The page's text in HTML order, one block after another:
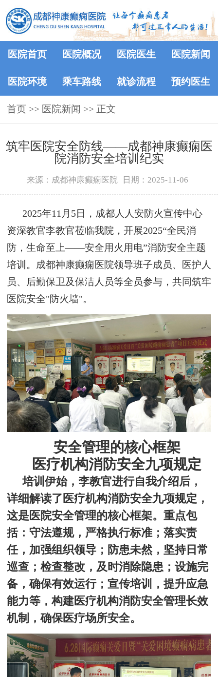
医院首页 医院概况 医院医生 医院新闻
医院环境 乘车路线 就诊流程 预约医生
首页 >> 医院新闻 >> 正文
筑牢医院安全防线——成都神康癫痫医
院消防安全培训纪实
来源：成都神康癫痫医院 日期：2025-11-06
2025年11月5日，成都人人安防火宣传中心
资深教官李教官莅临我院，开展2025“全民消
防，生命至上——安全用火用电”消防安全主题
培训。 成都神康癫痫医院领导班子成员、医护人
员、后勤保卫及保洁人员等全员参与，共同筑牢
医院安全"防火墙"。
安全管理的核心框架
医疗机构消防安全九项规定
培训伊始，李教官进行自我介绍后，
详细解读了医疗机构消防安全九项规定，
这是医院安全管理的核心框架。重点包
括：守法遵规，严格执行标准；落实责
任，加强组织领导；防患未然，坚持日常
巡查；检查整改，及时消除隐患； 设施完
备，确保有效运行；宣传培训，提升应急
能力等，构建医疗机构消防安全管理长效
机制，确保医疗场所安全。